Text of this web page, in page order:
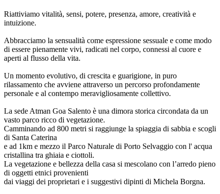
Riattiviamo vitalità, sensi, potere, presenza, amore, creatività e
intuizione.
Abbracciamo la sensualità come espressione sessuale e come modo
di essere pienamente vivi, radicati nel corpo, connessi al cuore e
aperti al flusso della vita.
Un momento evolutivo, di crescita e guarigione, in puro
rilassamento che avviene attraverso un percorso profondamente
personale e al contempo meravigliosamente collettivo.
La sede Atman Goa Salento è una dimora storica circondata da un
vasto parco ricco di vegetazione.
Camminando ad 800 metri si raggiunge la spiaggia di sabbia e scogli
di Santa Caterina
e ad 1km e mezzo il Parco Naturale di Porto Selvaggio con l' acqua
cristallina tra ghiaia e ciottoli.
La vegetazione e bellezza della casa si mescolano con l’arredo pieno
di oggetti etnici provenienti
dai viaggi dei proprietari e i suggestivi dipinti di Michela Borgna.